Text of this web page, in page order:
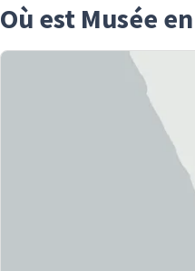
Où est Musée